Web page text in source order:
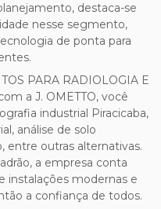
destaca-se
nesse segmento,
de ponta para
PARA RADIOLOGIA E
a J. OMETTO, você
industrial Piracicaba,
análise de solo
entre outras alternativas.
a empresa conta
instalações modernas e
a confiança de todos.